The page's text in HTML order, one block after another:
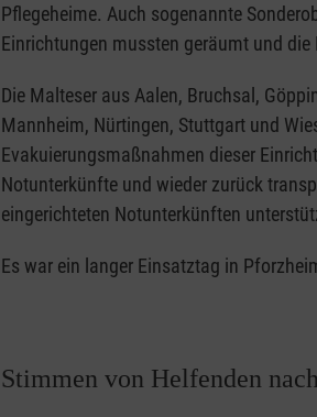
Pflegeheime. Auch sogenannte
Einrichtungen mussten geräumt und
Die Malteser aus Aalen, Bruchsal,
Mannheim, Nürtingen, Stuttgart und
Evakuierungsmaßnahmen dieser
Notunterkünfte und wieder zurück
eingerichteten Notunterkünften
Es war ein langer Einsatztag in
Stimmen von Helfenden